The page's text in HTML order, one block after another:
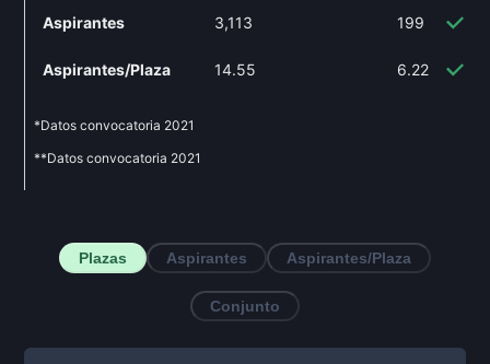
Aspirantes 3,113
Aspirantes/Plaza 14.55
199
6.22
*Datos convocatoria 2021
**Datos convocatoria 2021
Plazas Aspirantes Aspirantes/Plaza
Conjunto